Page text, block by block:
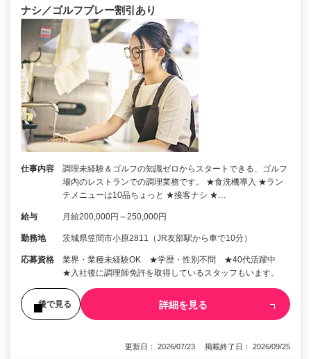
ナシ／ゴルフプレー割引あり
仕事内容
調理未経験＆ゴルフの知識ゼロからスタートできる、ゴルフ
場内のレストランでの調理業務です。 ★食洗機導入 ★ラン
チメニューは10品ちょっと ★接客ナシ ★…
給与 月給200,000円～250,000円
勤務地 茨城県笠間市小原2811（JR友部駅から車で10分）
応募資格
業界・業種未経験OK ★学歴・性別不問 ★40代活躍中
★入社後に調理師免許を取得しているスタッフもいます。
後で見る 詳細を見る
更新日： 2026/07/23 掲載終了日： 2026/09/25